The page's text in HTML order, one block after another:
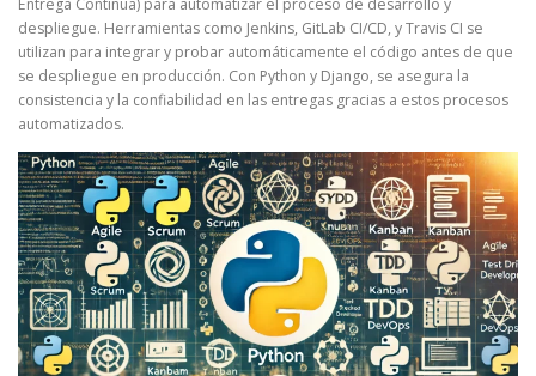
despliegue. Herramientas como Jenkins, GitLab CI/CD, y Travis CI se
utilizan para integrar y probar automáticamente el código antes de que
se despliegue en producción. Con Python y Django, se asegura la
consistencia y la confiabilidad en las entregas gracias a estos procesos
automatizados.